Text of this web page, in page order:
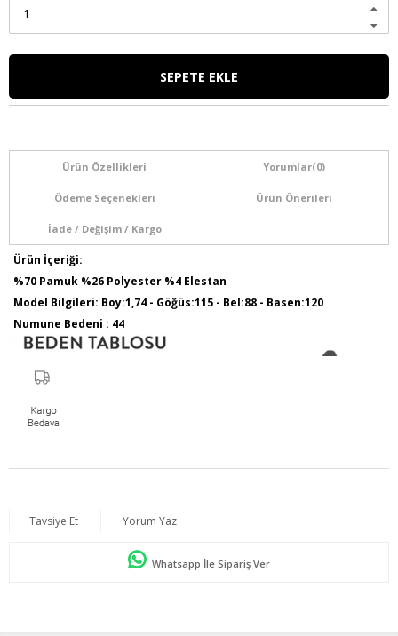
Ürün Özellikleri Yorumlar(0)
Ödeme Seçenekleri Ürün Önerileri
İade / Değişim / Kargo
Ürün İçeriği:
%70 Pamuk %26 Polyester %4 Elestan
Model Bilgileri: Boy:1,74 - Göğüs:115 - Bel:88 - Basen:120
Numune Bedeni : 44
Tavsiye Et Yorum Yaz
Whatsapp İle Sipariş Ver